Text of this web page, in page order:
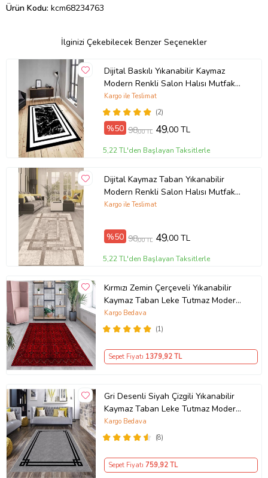
Ürün Kodu: kcm68234763
İlginizi Çekebilecek Benzer Seçenekler
Dijital Baskılı Yıkanabilir Kaymaz
Modern Renkli Salon Halısı Mutfak
Halısı Yolluk ND-HY-963 (Siyah)
(2)
Kargo ile Teslimat
%50 98,00 TL 49,00 TL
5,22 TL'den Başlayan Taksitlerle
Dijital Kaymaz Taban Yıkanabilir
Modern Renkli Salon Halısı Mutfak
Halısı Yolluk ND-HT-94 (Kahverengi)
Kargo ile Teslimat
%50 98,00 TL 49,00 TL
5,22 TL'den Başlayan Taksitlerle
Kırmızı Zemin Çerçeveli Yıkanabilir
Kaymaz Taban Leke Tutmaz Modern
Salon Halısı ve Yolluk (Koyu Kırmızı)
(1)
Kargo Bedava
Sepet Fiyatı 1379,92 TL
Gri Desenli Siyah Çizgili Yıkanabilir
Kaymaz Taban Leke Tutmaz Modern
Salon Halısı ve Yolluk
(8)
Kargo Bedava
Sepet Fiyatı 759,92 TL